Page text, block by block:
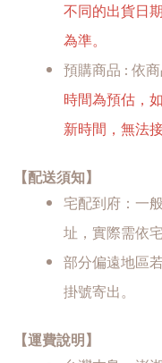
不同的出貨日
為準。
預購商品 : 依
時間為預估，
新時間，無法
【配送須知】
宅配到府：一
址，實際需依
部分偏遠地區
掛號寄出。
【運費說明】